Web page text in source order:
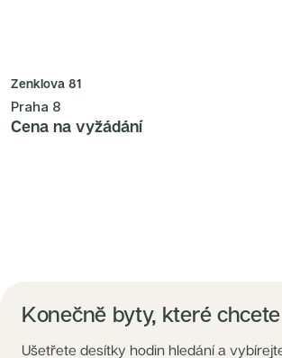
Zenklova 81
Praha 8
Cena na vyžádání
Konečně byty, které
Ušetřete desítky hodin hledání a